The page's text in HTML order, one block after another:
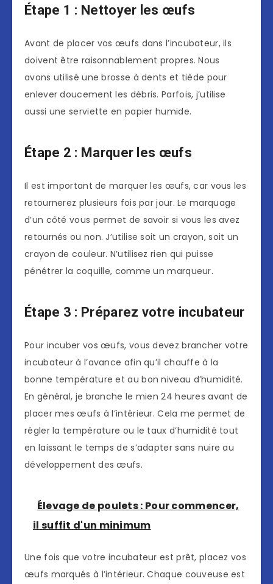
Étape 1 : Nettoyer les œufs
Avant de placer vos œufs dans l’incubateur, ils
doivent être raisonnablement propres. Nous
avons utilisé une brosse à dents et tiède pour
enlever doucement les débris. Parfois, j’utilise
aussi une serviette en papier humide.
Étape 2 : Marquer les œufs
Il est important de marquer les œufs, car vous les
retournerez plusieurs fois par jour. Le marquage
d’un côté vous permet de savoir si vous les avez
retournés ou non. J’utilise soit un crayon, soit un
crayon de couleur. N’utilisez rien qui puisse
pénétrer la coquille, comme un marqueur.
Étape 3 : Préparez votre incubateur
Pour incuber vos œufs, vous devez brancher votre
incubateur à l’avance afin qu’il chauffe à la
bonne température et au bon niveau d’humidité.
En général, je branche le mien 24 heures avant de
placer mes œufs à l’intérieur. Cela me permet de
régler la température ou le taux d’humidité tout
en laissant le temps de s’adapter sans nuire au
développement des œufs.
Élevage de poulets : Pour commencer,
il suffit d'un minimum
Une fois que votre incubateur est prêt, placez vos
œufs marqués à l’intérieur. Chaque couveuse est